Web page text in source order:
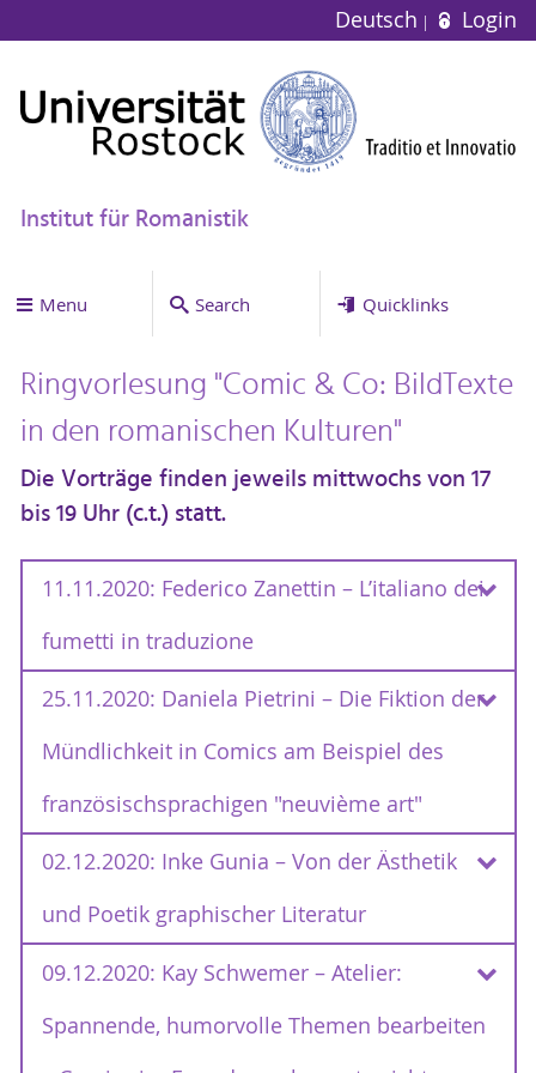
Deutsch Login
Institut für Romanistik
Menu Search Quicklinks
Ringvorlesung "Comic & Co: BildTexte
in den romanischen Kulturen"
Die Vorträge finden jeweils mittwochs von 17
bis 19 Uhr (c.t.) statt.
11.11.2020: Federico Zanettin – L’italiano dei
fumetti in traduzione
11.11.2020: Federico Zanettin – L’italiano dei
fumetti in traduzione
Vortragender:
Lingua e Traduzione Inglese presso l’Università di
Perugia. È autore di diverse pubblicazioni
riconducibili ad ambiti quali lo studio dei fumetti
curato e in parte scritto Comics in Translation,
Routledge 2015), le applicazioni della linguistica
25.11.2020: Daniela Pietrini – Die Fiktion der
Mündlichkeit in Comics am Beispiel des
französischsprachigen "neuvième art"
25.11.2020: Daniela Pietrini – Die Fiktion der
Mündlichkeit in Comics am Beispiel des
französischsprachigen "neuvième art"
Vortragende:
02.12.2020: Inke Gunia – Von der Ästhetik
und Poetik graphischer Literatur
02.12.2020: Inke Gunia – Von der Ästhetik
und Poetik graphischer Literatur
09.12.2020: Kay Schwemer – Atelier:
Spannende, humorvolle Themen bearbeiten